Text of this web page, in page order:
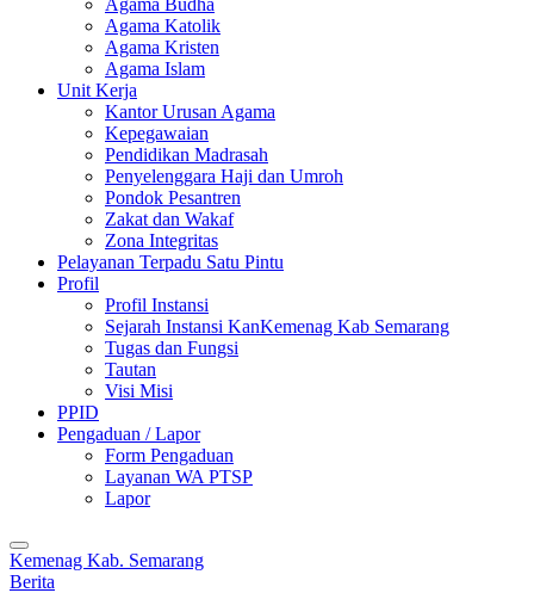
Agama Katolik
Agama Kristen
Agama Islam
Unit Kerja
Kantor Urusan Agama
Kepegawaian
Pendidikan Madrasah
Penyelenggara Haji dan Umroh
Pondok Pesantren
Zakat dan Wakaf
Zona Integritas
Pelayanan Terpadu Satu Pintu
Profil
Profil Instansi
Sejarah Instansi KanKemenag Kab Semarang
Tugas dan Fungsi
Tautan
Visi Misi
PPID
Pengaduan / Lapor
Form Pengaduan
Layanan WA PTSP
Lapor
Kemenag Kab. Semarang
Berita